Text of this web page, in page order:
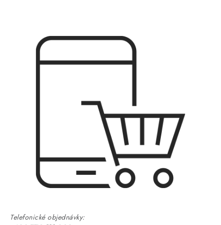
Telefonické objednávky: